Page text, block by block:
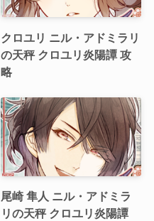
クロユリ ニル・アドミラリ
の天秤 クロユリ炎陽譚 攻
略
尾崎 隼人 ニル・アドミラ
リの天秤 クロユリ炎陽譚